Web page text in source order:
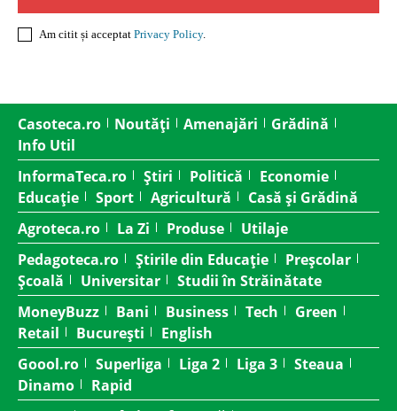
Am citit și acceptat Privacy Policy.
Casoteca.ro Noutăți Amenajări
Grădină
Info Util
InformaTeca.ro
Știri Politică
Economie
Educație
Sport Agricultură
Casă și Grădină
Agroteca.ro
La Zi Produse
Utilaje
Pedagoteca.ro
Știrile din Educație
Preșcolar
Școală
Universitar
Studii în Străinătate
MoneyBuzz
Bani Business Tech
Green
Retail
București
English
Goool.ro
Superliga Liga 2 Liga 3
Steaua
Dinamo
Rapid